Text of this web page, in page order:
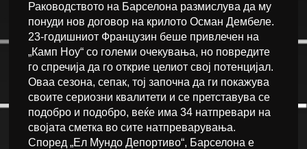
Раководството на Барселона размислува да му
понуди нов договор на крилото Осман Дембеле.
23-годишниот Французин беше привлечен на
„Камп Ноу“ со големи очекувања, но повредите
го спречија да го открие целиот свој потенцијал.
Оваа сезона, сепак, тој започна да ги покажува
своите сериозни квалитети и се претставува се
подобро и подобро, веќе има 34 натпревари на
својата сметка во сите натпреварувања.
Според „Ел Мундо Депортиво“, Барселона е